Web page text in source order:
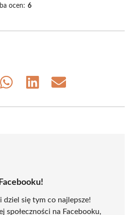
ocen: 6
Share
Share
Share
się tym co najlepsze!
społeczności na Facebooku,